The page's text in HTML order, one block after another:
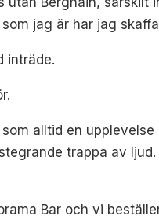
jag är har jag
inträde.
alltid en
trappa av
Bar och vi